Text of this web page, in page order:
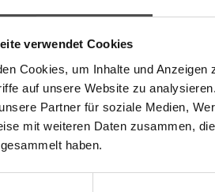
verwendet Cookies
Cookies, um Inhalte und
auf unsere Website zu
Partner für soziale Medien,
mit weiteren Daten zusammen,
haben.
MMini
€ 3,60 *